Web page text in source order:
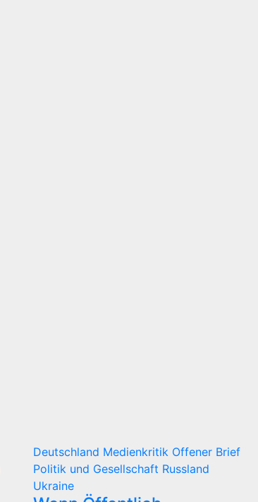
Deutschland Medienkritik Offener Brief
Politik und Gesellschaft Russland
Ukraine